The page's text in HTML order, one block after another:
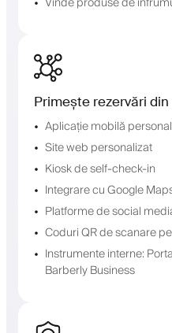
Primește rezervări
Aplicație mobilă
Site web personalizat
Kiosk de self-check-in
Integrare cu Google
Platforme de social
Coduri QR de scanare
Instrumente interne:
Barberly Business